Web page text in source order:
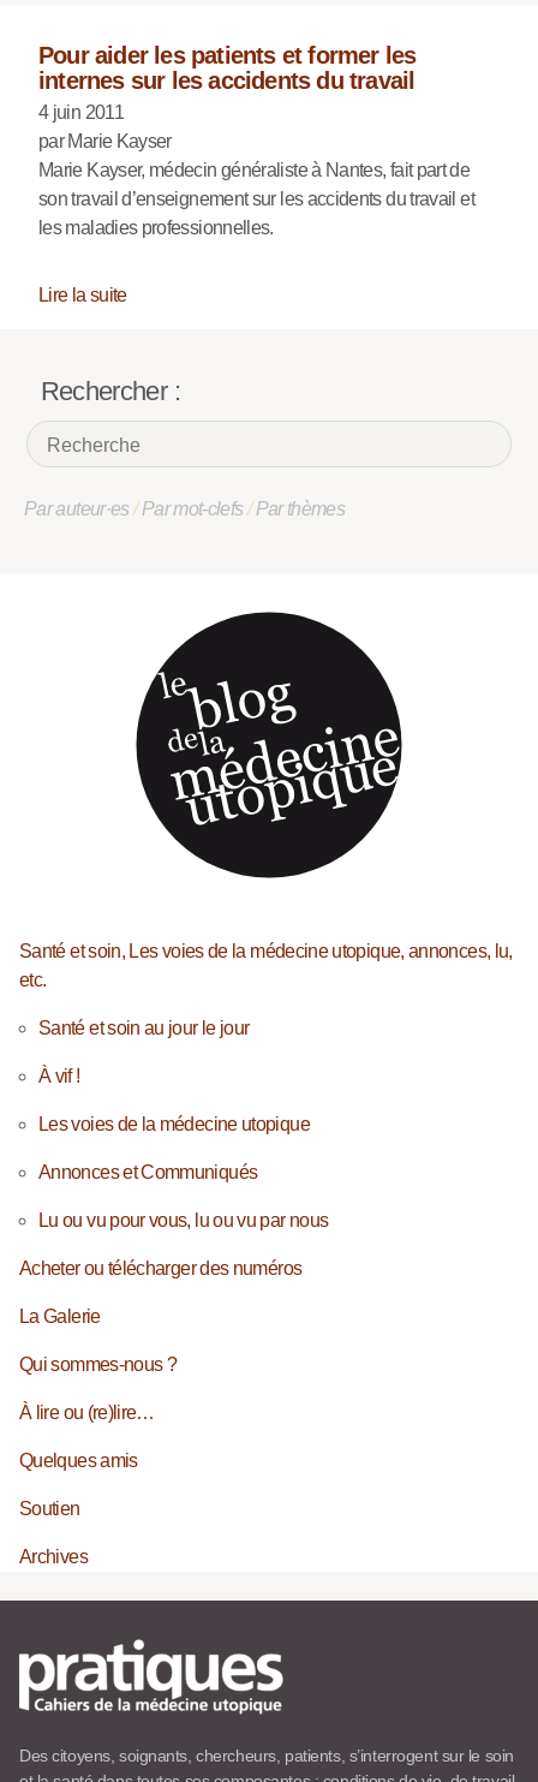
Pour aider les patients et former les
internes sur les accidents du travail
4 juin 2011
par Marie Kayser
Marie Kayser, médecin généraliste à Nantes, fait part de
son travail d’enseignement sur les accidents du travail et
les maladies professionnelles.
Lire la suite
Rechercher :
Par auteur·es/Par mot-clefs/Par thèmes
Santé et soin, Les voies de la médecine utopique, annonces, lu,
etc.
Santé et soin au jour le jour
À vif !
Les voies de la médecine utopique
Annonces et Communiqués
Lu ou vu pour vous, lu ou vu par nous
Acheter ou télécharger des numéros
La Galerie
Qui sommes-nous ?
À lire ou (re)lire…
Quelques amis
Soutien
Archives
Des citoyens, soignants, chercheurs, patients, s’interrogent sur le soin